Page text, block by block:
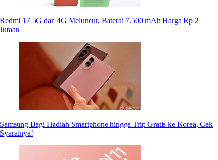
Redmi 17 5G dan 4G Meluncur, Baterai 7.500 mAh Harga Rp 2
Jutaan
Samsung Bagi Hadiah Smartphone hingga Trip Gratis ke Korea, Cek
Syaratnya!